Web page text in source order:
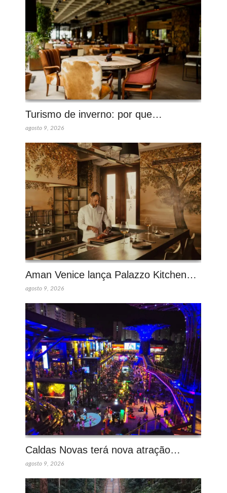
Turismo de inverno: por que…
agosto 9, 2026
Aman Venice lança Palazzo Kitchen…
agosto 9, 2026
Caldas Novas terá nova atração…
agosto 9, 2026